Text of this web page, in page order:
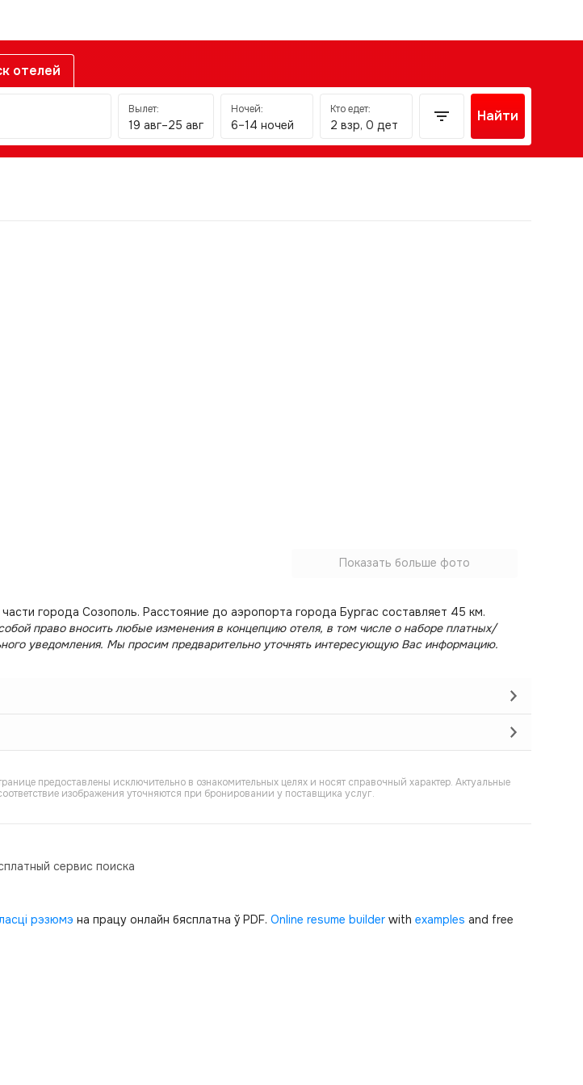
отелей
Вылет:
19 авг–25 авг
Ночей:
6–14 ночей
Кто едет:
2 взр, 0 дет
Найти
Показать больше фото
города Созополь. Расстояние до аэропорта города Бургас составляет 45 км.
право вносить любые изменения в концепцию отеля, в том числе о наборе платных/
уведомления. Мы просим предварительно уточнять интересующую Вас информацию.
предоставлены исключительно в ознакомительных целях и носят справочный характер. Актуальные
изображения уточняются при бронировании у поставщика услуг.
сервис поиска
рэзюмэ на працу онлайн бясплатна ў PDF. Online resume builder with examples and free